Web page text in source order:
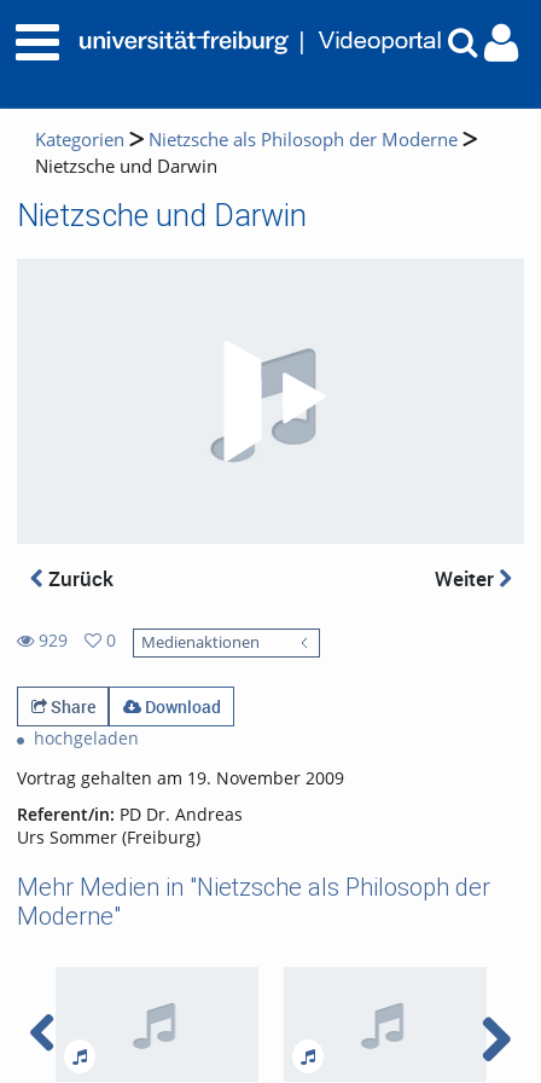
Kategorien
Nietzsche als Philosoph der Moderne
Nietzsche und Darwin
Nietzsche und Darwin
Zurück Weiter
929
views
0
favorites
Medienaktionen
Share
Download
hochgeladen
Vortrag gehalten am 19. November 2009
Referent/in: PD Dr. Andreas
Urs Sommer (Freiburg)
Mehr Medien in "Nietzsche als Philosoph der
Moderne"